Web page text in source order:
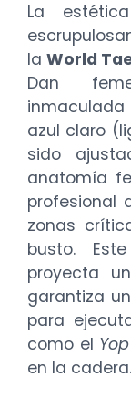
La
la World
Dan
azul claro
sido
anatomía
profesional
zonas
busto.
proyecta
garantiza
para
como el
en la cadera.